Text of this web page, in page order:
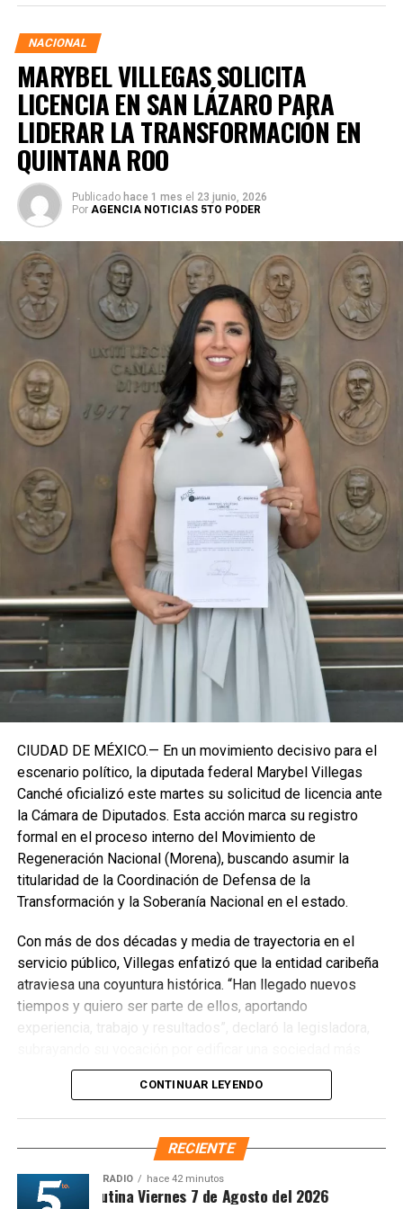
Durante su encargo en la Cámara Alta, Gino Segura centró
su agenda legislativa en iniciativas orientadas a
robustecer el desarrollo económico, la sustentabilidad
turística y la equidad social. Sin embargo, enfatizó que la
coyuntura actual exige priorizar la organización comunitaria
para asegurar la continuidad del proyecto político en la
región sureste del país.
Con esta determinación, el senador abre una etapa
decisiva en su trayectoria pública, apostando por una
estrategia de cercanía ciudadana. Su retorno a Quintana
Roo busca garantizar la cohesión de las estructuras de
izquierda de cara a los próximos retos políticos. El relevo
institucional se procesará conforme a los tiempos legales
establecidos, manteniendo la continuidad de la
representación parlamentaria del estado.
Fuente: 5to Poder Agencia de Noticias
Recibe las noticias al instante
importantes de Quintana Roo directamente
en tu teléfono.
Unirme al canal de WhatsApp
NACIONAL
MARYBEL VILLEGAS SOLICITA
LICENCIA EN SAN LÁZARO PARA
LIDERAR LA TRANSFORMACIÓN EN
QUINTANA ROO
Publicado hace 1 mes el 23 junio, 2026
Por AGENCIA NOTICIAS 5TO PODER
CIUDAD DE MÉXICO.— En un movimiento decisivo para el
escenario político, la diputada federal Marybel Villegas
Canché oficializó este martes su solicitud de licencia ante
la Cámara de Diputados. Esta acción marca su registro
formal en el proceso interno del Movimiento de
Regeneración Nacional (Morena), buscando asumir la
titularidad de la Coordinación de Defensa de la
Transformación y la Soberanía Nacional en el estado.
Con más de dos décadas y media de trayectoria en el
servicio público, Villegas enfatizó que la entidad caribeña
atraviesa una coyuntura histórica. “Han llegado nuevos
tiempos y quiero ser parte de ellos, aportando
experiencia, trabajo y resultados”, declaró la legisladora,
justa, unida y equitativa.
priorizando la atención a sectores vulnerables. Asimismo,
es ampliamente reconocida por abanderar el fuerte
movimiento ciudadano contra la concesionaria Aguakan,
CONTINUAR LEYENDO
RECIENTE
RADIO hace 42 minutos
Sintesis Matutina Viernes 7 de Agosto del 2026